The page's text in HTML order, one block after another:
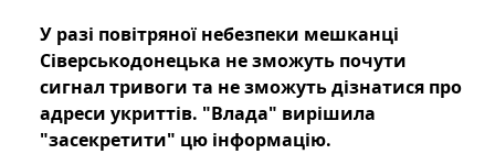
У разі повітряної небезпеки мешканці
Сіверськодонецька не зможуть почути
сигнал тривоги та не зможуть дізнатися про
адреси укриттів. "Влада" вирішила
"засекретити" цю інформацію.